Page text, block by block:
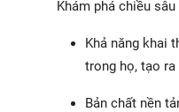
Khám phá chiều
Khả năng khai
trong họ, tạo
Bản chất nền